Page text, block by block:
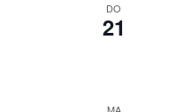
DO
21